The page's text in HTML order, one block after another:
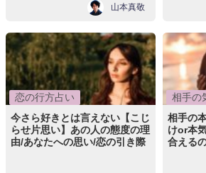
山本真敬
恋の行方占い
今さら好きとは言えない【こじ
らせ片思い】あの人の態度の理
由/あなたへの思い/恋の引き際
相手の
相手の
けor本
合える